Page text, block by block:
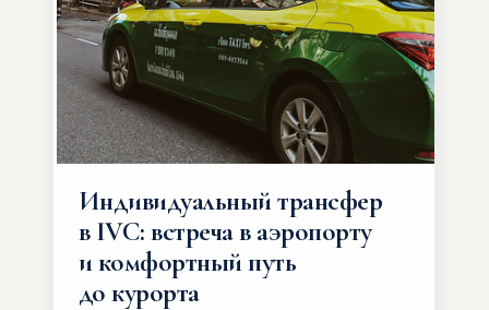
Индивидуальный трансфер
в IVC: встреча в аэропорту
и комфортный путь
до курорта